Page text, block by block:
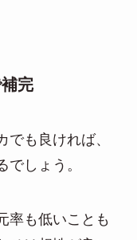
完
も良ければ、
しょう。
率も低いことも